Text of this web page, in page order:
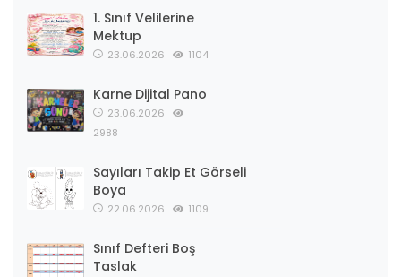
1. Sınıf Velilerine
Mektup
23.06.2026 1104
Karne Dijital Pano
23.06.2026
2988
Sayıları Takip Et Görseli
Boya
22.06.2026 1109
Sınıf Defteri Boş
Taslak